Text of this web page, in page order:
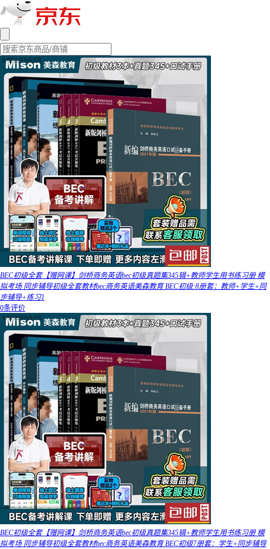
BEC初级全套【赠网课】剑桥商务英语bec初级真题集345辑+教师学生用书练习册 模
拟考场 同步辅导初级全套教材bec商务英语美森教育 BEC初级:8册套：教师+学生+同
步辅导+练习1
0条评价
BEC初级全套【赠网课】剑桥商务英语bec初级真题集345辑+教师学生用书练习册 模
拟考场 同步辅导初级全套教材bec商务英语美森教育 BEC初级7册套：学生+同步辅导